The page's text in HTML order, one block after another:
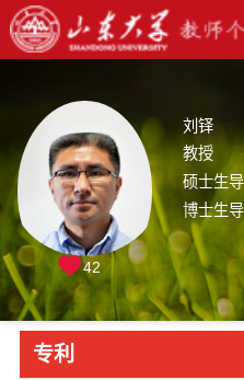
刘铎
教授
硕士生
博士生
42
专利